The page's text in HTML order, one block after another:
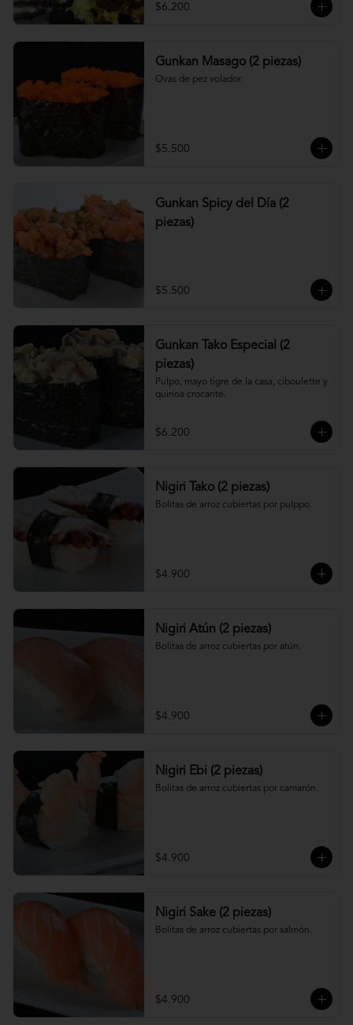
$6.200
Gunkan Masago (2 piezas)
Ovas de pez volador.
$5.500
Gunkan Spicy del Día (2
piezas)
$5.500
Gunkan Tako Especial (2
piezas)
Pulpo, mayo tigre de la casa, ciboulette y
quinoa crocante.
$6.200
Nigiri Tako (2 piezas)
Bolitas de arroz cubiertas por pulppo.
$4.900
Nigiri Atún (2 piezas)
Bolitas de arroz cubiertas por atún.
$4.900
Nigiri Ebi (2 piezas)
Bolitas de arroz cubiertas por camarón.
$4.900
Nigiri Sake (2 piezas)
Bolitas de arroz cubiertas por salmón.
$4.900